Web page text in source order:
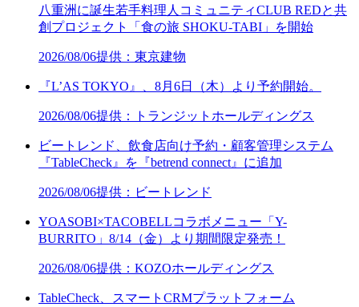
八重洲に誕生若手料理人コミュニティCLUB REDと共
創プロジェクト「食の旅 SHOKU-TABI」を開始
2026/08/06提供：東京建物
『L’AS TOKYO』、8月6日（木）より予約開始。
2026/08/06提供：トランジットホールディングス
ビートレンド、飲食店向け予約・顧客管理システム
『TableCheck』を『betrend connect』に追加
2026/08/06提供：ビートレンド
YOASOBI×TACOBELLコラボメニュー「Y-
BURRITO」8/14（金）より期間限定発売！
2026/08/06提供：KOZOホールディングス
TableCheck、スマートCRMプラットフォーム